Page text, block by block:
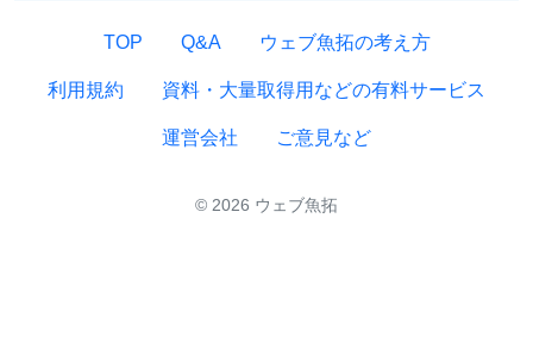
TOP Q&A ウェブ魚拓の考え方
利用規約 資料・大量取得用などの有料サービス
運営会社 ご意見など
© 2026 ウェブ魚拓